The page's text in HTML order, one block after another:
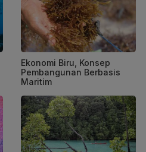
Ekonomi Biru, Konsep
Pembangunan Berbasis
Maritim